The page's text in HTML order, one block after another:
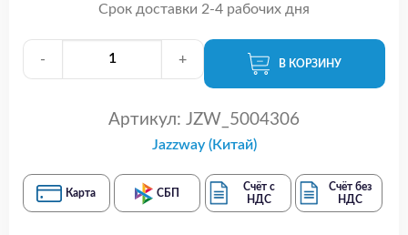
Срок доставки 2-4 рабочих дня
- + В КОРЗИНУ
Артикул: JZW_5004306
Jazzway (Китай)
Карта СБП
Счёт с
НДС
Счёт без
НДС